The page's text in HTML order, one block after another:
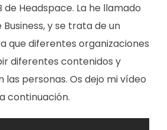
de Headspace. La he llamado
y se trata de un
que diferentes organizaciones
diferentes contenidos y
personas. Os dejo mi vídeo
a continuación.